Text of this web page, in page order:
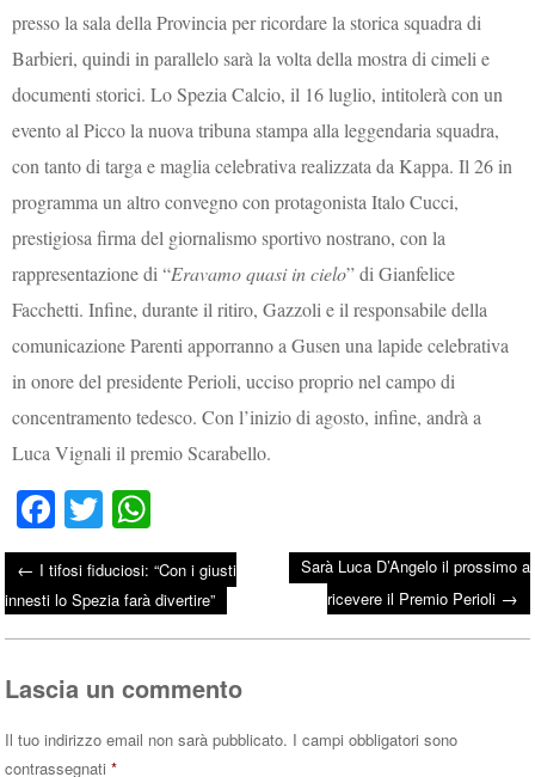
presso la sala della Provincia per ricordare la storica squadra di
Barbieri, quindi in parallelo sarà la volta della mostra di cimeli e
documenti storici. Lo Spezia Calcio, il 16 luglio, intitolerà con un
evento al Picco la nuova tribuna stampa alla leggendaria squadra,
con tanto di targa e maglia celebrativa realizzata da Kappa. Il 26 in
programma un altro convegno con protagonista Italo Cucci,
prestigiosa firma del giornalismo sportivo nostrano, con la
rappresentazione di “Eravamo quasi in cielo” di Gianfelice
Facchetti. Infine, durante il ritiro, Gazzoli e il responsabile della
comunicazione Parenti apporranno a Gusen una lapide celebrativa
in onore del presidente Perioli, ucciso proprio nel campo di
concentramento tedesco. Con l’inizio di agosto, infine, andrà a
Luca Vignali il premio Scarabello.
Fa
ce
bo
ok
T
wi
tte
r
ha
ts
A
Post navigation
← I tifosi fiduciosi: “Con i giusti
innesti lo Spezia farà divertire”
Sarà Luca D’Angelo il prossimo a
ricevere il Premio Perioli →
Lascia un commento
Il tuo indirizzo email non sarà pubblicato. I campi obbligatori sono
contrassegnati*